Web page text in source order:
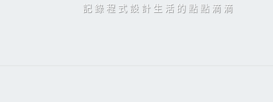
記錄程式設計生活的點點滴滴